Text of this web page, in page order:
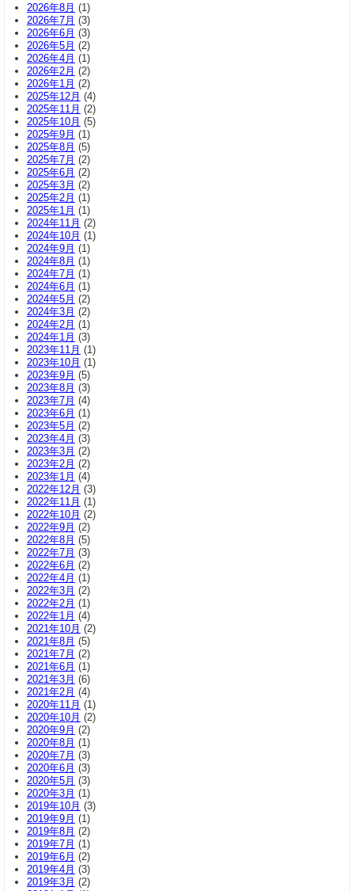
2026年8月 (1)
2026年7月 (3)
2026年6月 (3)
2026年5月 (2)
2026年4月 (1)
2026年2月 (2)
2026年1月 (2)
2025年12月 (4)
2025年11月 (2)
2025年10月 (5)
2025年9月 (1)
2025年8月 (5)
2025年7月 (2)
2025年6月 (2)
2025年3月 (2)
2025年2月 (1)
2025年1月 (1)
2024年11月 (2)
2024年10月 (1)
2024年9月 (1)
2024年8月 (1)
2024年7月 (1)
2024年6月 (1)
2024年5月 (2)
2024年3月 (2)
2024年2月 (1)
2024年1月 (3)
2023年11月 (1)
2023年10月 (1)
2023年9月 (5)
2023年8月 (3)
2023年7月 (4)
2023年6月 (1)
2023年5月 (2)
2023年4月 (3)
2023年3月 (2)
2023年2月 (2)
2023年1月 (4)
2022年12月 (3)
2022年11月 (1)
2022年10月 (2)
2022年9月 (2)
2022年8月 (5)
2022年7月 (3)
2022年6月 (2)
2022年4月 (1)
2022年3月 (2)
2022年2月 (1)
2022年1月 (4)
2021年10月 (2)
2021年8月 (5)
2021年7月 (2)
2021年6月 (1)
2021年3月 (6)
2021年2月 (4)
2020年11月 (1)
2020年10月 (2)
2020年9月 (2)
2020年8月 (1)
2020年7月 (3)
2020年6月 (3)
2020年5月 (3)
2020年3月 (1)
2019年10月 (3)
2019年9月 (1)
2019年8月 (2)
2019年7月 (1)
2019年6月 (2)
2019年4月 (3)
2019年3月 (2)